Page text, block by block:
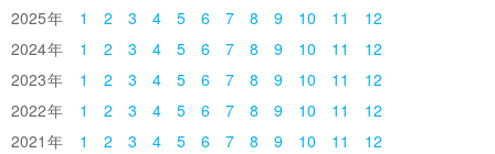
2025
1 2 3 4 5 6 7 8 9 10 11
12
2024
1 2 3 4 5 6 7 8 9 10 11
12
2023
1 2 3 4 5 6 7 8 9 10 11
12
2022
1 2 3 4 5 6 7 8 9 10 11
12
2021
1 2 3 4 5 6 7 8 9 10 11
12